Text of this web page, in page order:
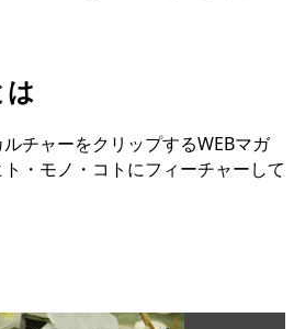
は
チャーをクリップするWEBマガ
・モノ・コトにフィーチャーして